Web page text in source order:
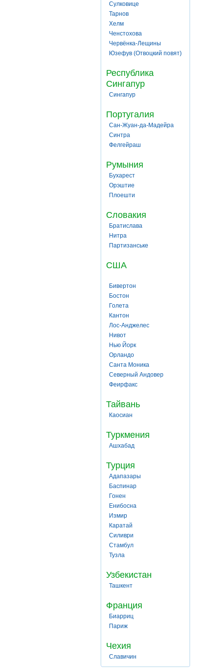
Сулковице
Тарнов
Хелм
Ченстохова
Червёнка-Лещины
Юзефув (Отвоцкий повят)
Республика
Сингапур
Сингапур
Португалия
Сан-Жуан-да-Мадейра
Синтра
Фелгейраш
Румыния
Бухарест
Орэштие
Плоешти
Словакия
Братислава
Нитра
Партизанське
США
Бивертон
Бостон
Голета
Кантон
Лос-Анджелес
Нивот
Нью Йорк
Орландо
Санта Моника
Северный Андовер
Феирфакс
Тайвань
Каосиан
Туркмения
Ашхабад
Турция
Адапазары
Баспинар
Гонен
Енибосна
Измир
Каратай
Силиври
Стамбул
Тузла
Узбекистан
Ташкент
Франция
Биарриц
Париж
Чехия
Славичин